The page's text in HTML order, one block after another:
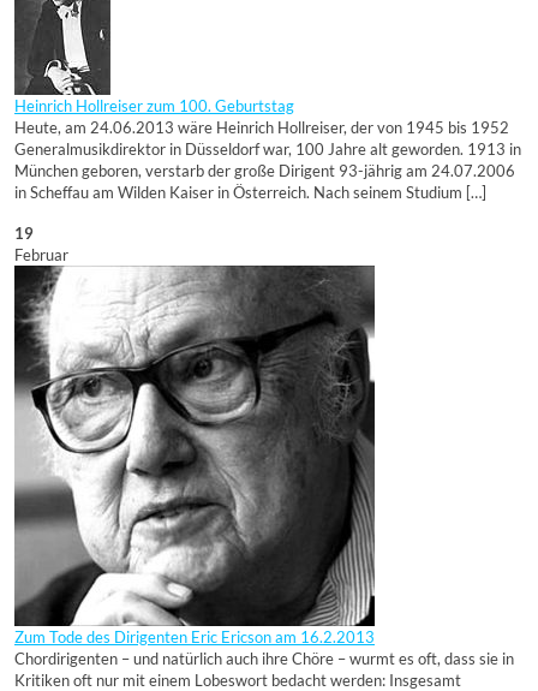
Heinrich Hollreiser zum 100. Geburtstag
Heute, am 24.06.2013 wäre Heinrich Hollreiser, der von 1945 bis 1952
Generalmusikdirektor in Düsseldorf war, 100 Jahre alt geworden. 1913 in
München geboren, verstarb der große Dirigent 93-jährig am 24.07.2006
in Scheffau am Wilden Kaiser in Österreich. Nach seinem Studium […]
19
Februar
Zum Tode des Dirigenten Eric Ericson am 16.2.2013
Chordirigenten – und natürlich auch ihre Chöre – wurmt es oft, dass sie in
Kritiken oft nur mit einem Lobeswort bedacht werden: Insgesamt